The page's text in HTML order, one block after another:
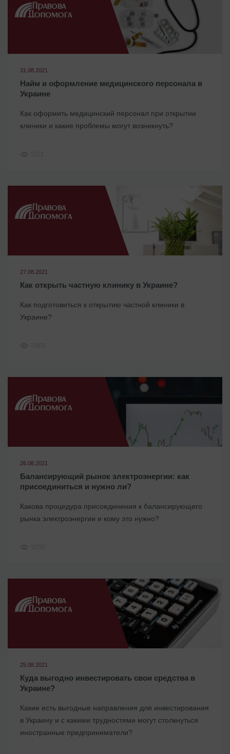
31.08.2021
Найм и оформление медицинского персонала в
Украине
Как оформить медицинский персонал при открытии
клиники и какие проблемы могут возникнуть?
27.08.2021
Как открыть частную клинику в Украине?
Как подготовиться к открытию частной клиники в
Украине?
26.08.2021
Балансирующий рынок электроэнергии: как
присоединиться и нужно ли?
Какова процедура присоединения к балансирующего
рынка электроэнергии и кому это нужно?
25.08.2021
Куда выгодно инвестировать свои средства в
Украине?
Какие есть выгодные направления для инвестирования
в Украину и с какими трудностями могут столкнуться
иностранные предприниматели?